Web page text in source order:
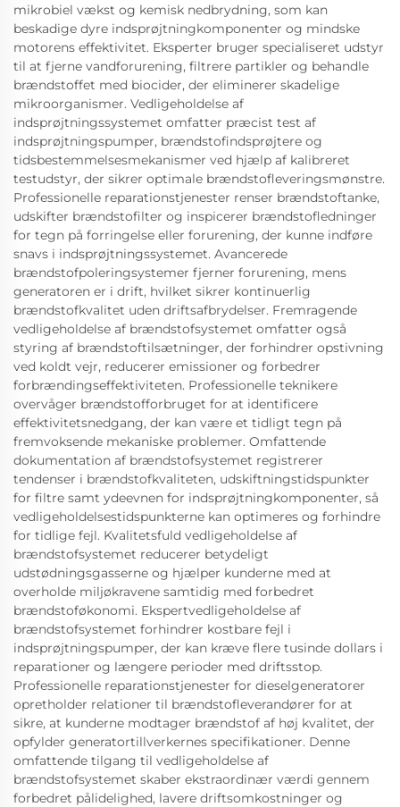
mikrobiel vækst og kemisk nedbrydning, som kan
beskadige dyre indsprøjtningkomponenter og mindske
motorens effektivitet. Eksperter bruger specialiseret udstyr
til at fjerne vandforurening, filtrere partikler og behandle
brændstoffet med biocider, der eliminerer skadelige
mikroorganismer. Vedligeholdelse af
indsprøjtningssystemet omfatter præcist test af
indsprøjtningspumper, brændstofindsprøjtere og
tidsbestemmelsesmekanismer ved hjælp af kalibreret
testudstyr, der sikrer optimale brændstofleveringsmønstre.
Professionelle reparationstjenester renser brændstoftanke,
udskifter brændstofilter og inspicerer brændstofledninger
for tegn på forringelse eller forurening, der kunne indføre
snavs i indsprøjtningssystemet. Avancerede
brændstofpoleringsystemer fjerner forurening, mens
generatoren er i drift, hvilket sikrer kontinuerlig
brændstofkvalitet uden driftsafbrydelser. Fremragende
vedligeholdelse af brændstofsystemet omfatter også
styring af brændstoftilsætninger, der forhindrer opstivning
ved koldt vejr, reducerer emissioner og forbedrer
forbrændingseffektiviteten. Professionelle teknikere
overvåger brændstofforbruget for at identificere
effektivitetsnedgang, der kan være et tidligt tegn på
fremvoksende mekaniske problemer. Omfattende
dokumentation af brændstofsystemet registrerer
tendenser i brændstofkvaliteten, udskiftningstidspunkter
for filtre samt ydeevnen for indsprøjtningkomponenter, så
vedligeholdelsestidspunkterne kan optimeres og forhindre
for tidlige fejl. Kvalitetsfuld vedligeholdelse af
brændstofsystemet reducerer betydeligt
udstødningsgasserne og hjælper kunderne med at
overholde miljøkravene samtidig med forbedret
brændstoføkonomi. Ekspertvedligeholdelse af
brændstofsystemet forhindrer kostbare fejl i
indsprøjtningspumper, der kan kræve flere tusinde dollars i
reparationer og længere perioder med driftsstop.
Professionelle reparationstjenester for dieselgeneratorer
opretholder relationer til brændstofleverandører for at
sikre, at kunderne modtager brændstof af høj kvalitet, der
opfylder generatortillverkernes specifikationer. Denne
omfattende tilgang til vedligeholdelse af
brændstofsystemet skaber ekstraordinær værdi gennem
forbedret pålidelighed, lavere driftsomkostninger og